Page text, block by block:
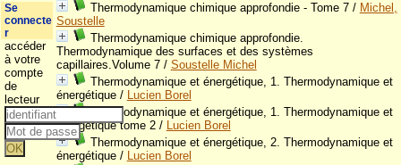
Thermodynamique chimique approfondie - Tome 7/ Michel,
Soustelle
Thermodynamique chimique approfondie.
Thermodynamique des surfaces et des systèmes
capillaires.Volume 7/ Soustelle Michel
Thermodynamique et énergétique, 1. Thermodynamique et
énergétique/ Lucien Borel
Thermodynamique et énergétique, 1. Thermodynamique et
énergétique tome 2/ Lucien Borel
Thermodynamique et énergétique, 2. Thermodynamique et
énergétique/ Lucien Borel
Se
connecte
r
accéder
à votre
compte
de
lecteur